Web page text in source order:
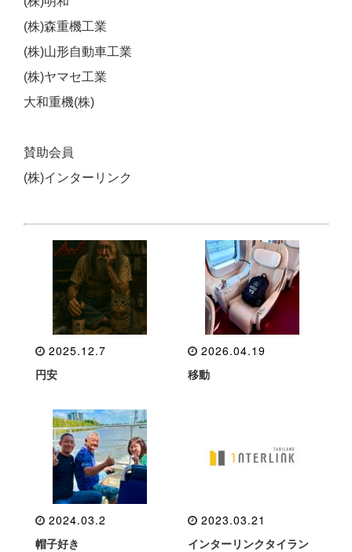
(株)森重機工業
(株)山形自動車工業
(株)ヤマセ工業
大和重機(株)
賛助会員
(株)インターリンク
2025.12.7
円安
2026.04.19
移動
2024.03.2
帽子好き
2023.03.21
インターリンクタイラン